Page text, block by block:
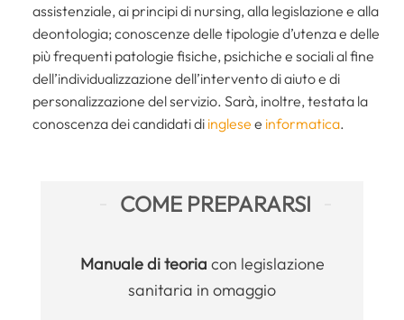
assistenziale, ai principi di nursing, alla legislazione e alla
deontologia; conoscenze delle tipologie d’utenza e delle
più frequenti patologie fisiche, psichiche e sociali al fine
dell’individualizzazione dell’intervento di aiuto e di
personalizzazione del servizio. Sarà, inoltre, testata la
conoscenza dei candidati di inglese e informatica.
COME PREPARARSI
Manualedi teoria con legislazione
sanitaria in omaggio